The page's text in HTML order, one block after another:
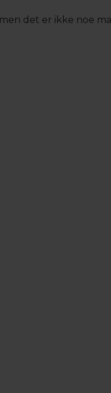
det er ikke noe